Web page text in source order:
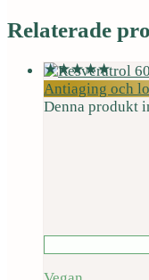
Relaterade
Antiaging och
Denna produkt